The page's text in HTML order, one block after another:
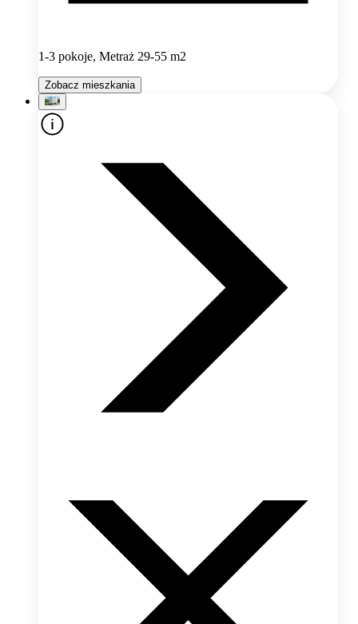
1-3 pokoje, Metraż 29-55 m2
Zobacz mieszkania